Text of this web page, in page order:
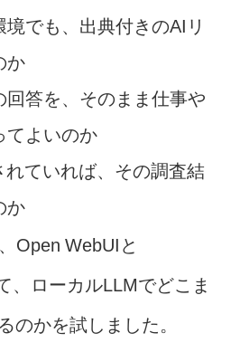
でも、出典付きのAIリ
か
回答を、そのまま仕事や
てよいのか
れていれば、その調査結
か
Open WebUIと
、ローカルLLMでどこま
のかを試しました。